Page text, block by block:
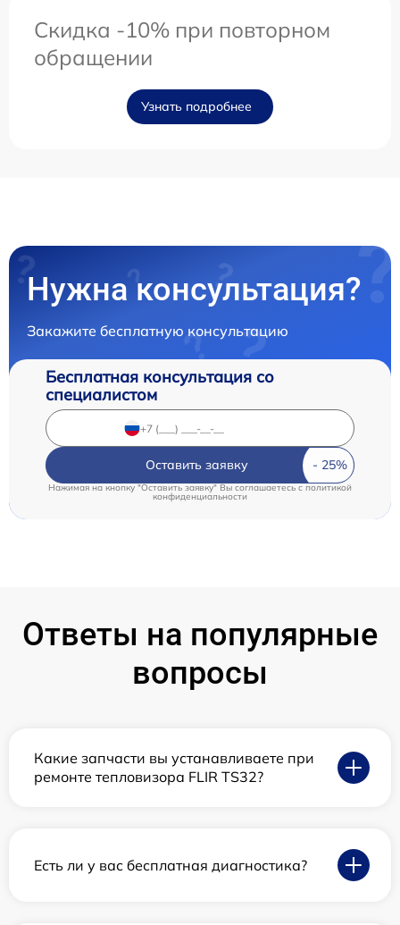
Скидка -10% при повторном
обращении
Узнать подробнее
Нужна консультация?
Закажите бесплатную консультацию
Бесплатная консультация со
специалистом
Оставить заявку
Нажимая на кнопку "Оставить заявку" Вы соглашаетесь c политикой
конфиденциальности
Ответы на популярные
вопросы
Какие запчасти вы устанавливаете при
ремонте тепловизора FLIR TS32?
Есть ли у вас бесплатная диагностика?